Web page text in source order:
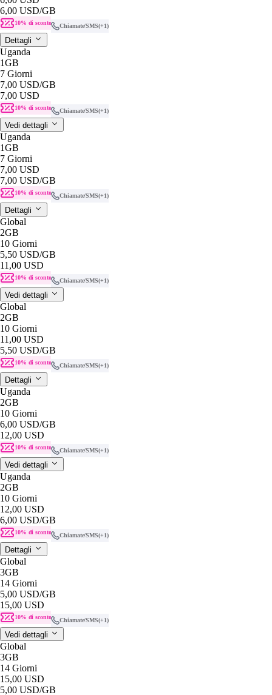
6,00 USD/GB
10% di sconto Chiamate/SMS(+1)
Dettagli
Uganda
1GB
7 Giorni
7,00 USD/GB
7,00 USD
10% di sconto Chiamate/SMS(+1)
Vedi dettagli
Uganda
1GB
7 Giorni
7,00 USD
7,00 USD/GB
10% di sconto Chiamate/SMS(+1)
Dettagli
Global
2GB
10 Giorni
5,50 USD/GB
11,00 USD
10% di sconto Chiamate/SMS(+1)
Vedi dettagli
Global
2GB
10 Giorni
11,00 USD
5,50 USD/GB
10% di sconto Chiamate/SMS(+1)
Dettagli
Uganda
2GB
10 Giorni
6,00 USD/GB
12,00 USD
10% di sconto Chiamate/SMS(+1)
Vedi dettagli
Uganda
2GB
10 Giorni
12,00 USD
6,00 USD/GB
10% di sconto Chiamate/SMS(+1)
Dettagli
Global
3GB
14 Giorni
5,00 USD/GB
15,00 USD
10% di sconto Chiamate/SMS(+1)
Vedi dettagli
Global
3GB
14 Giorni
15,00 USD
5,00 USD/GB